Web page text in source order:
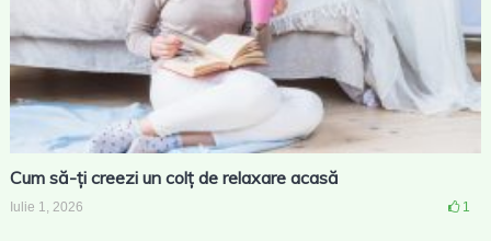
Cum să-ți creezi un colț de relaxare acasă
Iulie 1, 2026 1